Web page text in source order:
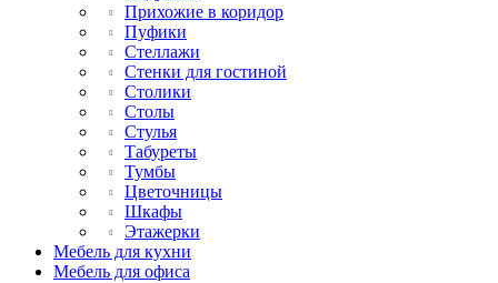
Прихожие в коридор
Пуфики
Стеллажи
Стенки для гостиной
Столики
Столы
Стулья
Табуреты
Тумбы
Цветочницы
Шкафы
Этажерки
Мебель для кухни
Мебель для офиса